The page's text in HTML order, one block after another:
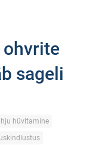
ohvrite
sageli
hüvitamine